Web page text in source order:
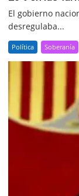
El gobierno
desregulaba...
Política Soberanía